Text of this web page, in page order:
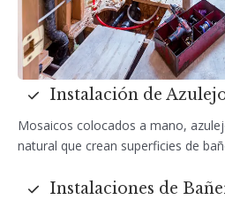
Instalación de
Mosaicos colocados a mano,
natural que crean superficies de
Instalaciones de